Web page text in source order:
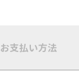
お支払い方法